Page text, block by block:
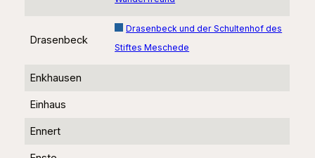
Drasenbeck
Drasenbeck und der Schultenhof des
Stiftes Meschede
Enkhausen
Einhaus
Ennert